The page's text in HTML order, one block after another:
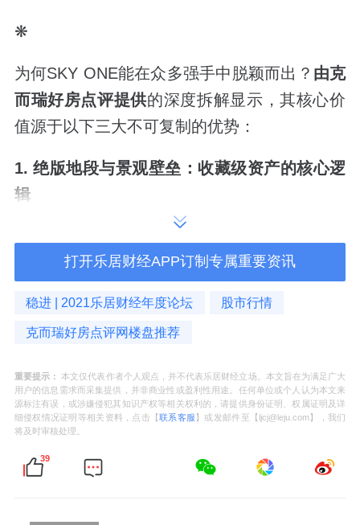
❋
为何SKY ONE能在众多强手中脱颖而出？ 由克
而瑞好房点评提供的深度拆解显示，其核心价
值源于以下三大不可复制的优势：
1. 绝版地段与景观壁垒：收藏级资产的核心逻
辑
地处南岸区弹子石板块，坐拥长江与嘉陵江交
发的滨水战略要地。
由克而瑞好房点评提供的设计解析显示，SKY
ONE并非简单堆砌高度，而是通过“七星连珠，
万潮归园”的布局，在近50米的原生台地高差之
上，打造出150-198米的“天际浮岛”。建筑首层
佛脱离地面，轻盈“漂浮”于森林与水景之上。
打开乐居财经APP订制专属重要资讯
稳进 | 2021乐居财经年度论坛 股市行情
克而瑞好房点评网楼盘推荐
重要提示： 本文仅代表作者个人观点，并不代表乐居财经立场。本文旨在为满足广大
用户的信息需求而采集提供，并非商业性或盈利性用途。任何单位或个人认为本文来
源标注有误，或涉嫌侵犯其知识产权等相关权利的，请提供身份证明、权属证明及详
细侵权情况证明等相关资料，点击【联系客服 】或发邮件至【ljcj@leju.com】，我们
将及时审核处理。
39